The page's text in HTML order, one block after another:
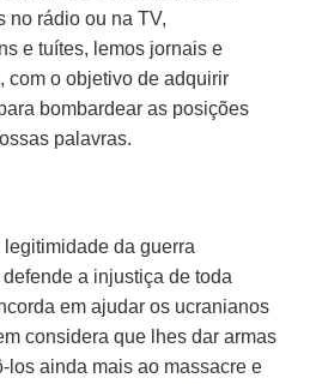
no rádio ou na TV,
e tuítes, lemos jornais e
com o objetivo de adquirir
bombardear as posições
palavras.
da guerra
a injustiça de toda
em ajudar os ucranianos
considera que lhes dar armas
los ainda mais ao massacre e